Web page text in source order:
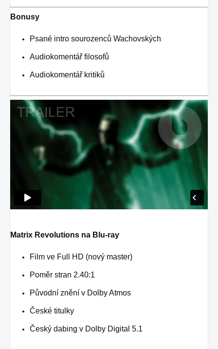
Bonusy
Psané intro sourozenců Wachovských
Audiokomentář filosofů
Audiokomentář kritiků
Matrix Revolutions na Blu-ray
Film ve Full HD (nový master)
Poměr stran 2.40:1
Původní znění v Dolby Atmos
České titulky
Český dabing v Dolby Digital 5.1